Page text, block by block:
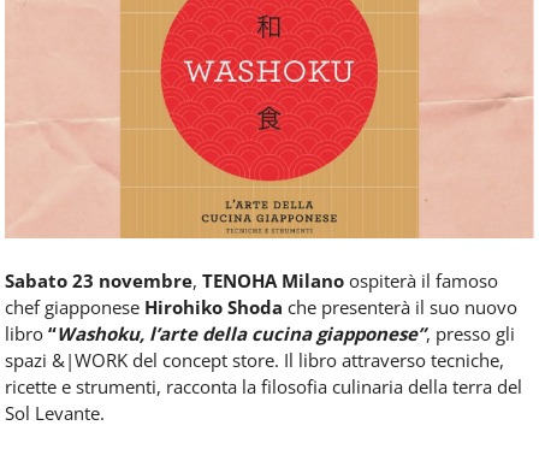
novità
Sabato 23 novembre, TENOHA Milano ospiterà il famoso
chef giapponese Hirohiko Shoda che presenterà il suo nuovo
libro “Washoku, l’arte della cucina giapponese”, presso gli
spazi &|WORK del concept store. Il libro attraverso tecniche,
ricette e strumenti, racconta la filosofia culinaria della terra del
Sol Levante.